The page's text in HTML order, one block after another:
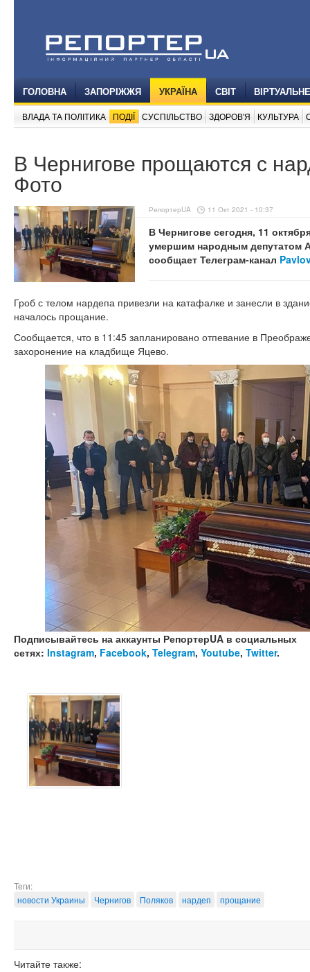
ГОЛОВНА ЗАПОРІЖЖЯ УКРАЇНА СВІТ
ВЛАДА ТА ПОЛІТИКА ПОДІЇ СУСПІЛЬСТВО ЗДОРОВ'Я КУЛЬТУРА
В Чернигове прощаются с
Фото
РепортерUA 11 Окт 2021 - 10:37
В Чернигове сегодня, 11
умершим народным депутатом
сообщает Телеграм-канал
Гроб с телом нардепа привезли на катафалке и занесли в
началось прощание.
Сообщается, что в 11:45 запланировано отпевание в
захоронение на кладбище Яцево.
Подписывайтесь на аккаунты РепортерUA в социальных
сетях: Instagram, Facebook, Telegram, Youtube, Twitter.
Теги:
новости Украины
Чернигов Поляков нардеп прощание
Читайте также: